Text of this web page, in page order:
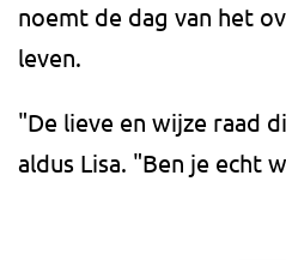
noemt de dag van het
leven.
"De lieve en wijze raad
aldus Lisa. "Ben je echt